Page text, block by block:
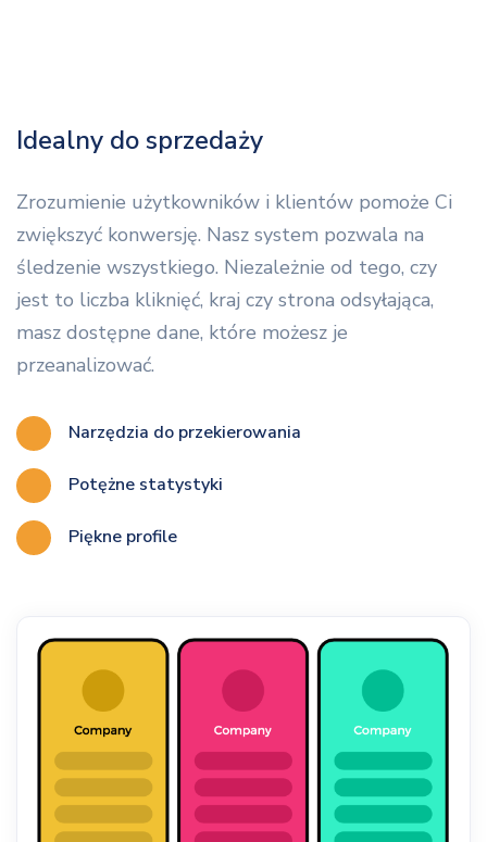
Idealny do sprzedaży
Zrozumienie użytkowników i klientów pomoże Ci
zwiększyć konwersję. Nasz system pozwala na
śledzenie wszystkiego. Niezależnie od tego, czy
jest to liczba kliknięć, kraj czy strona odsyłająca,
masz dostępne dane, które możesz je
przeanalizować.
Narzędzia do przekierowania
Potężne statystyki
Piękne profile